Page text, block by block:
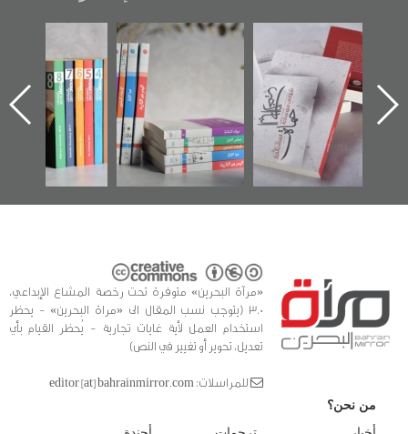
"حماة الباب الأخير":
الإصدار الأول عن
اعتصام الدراز
وأحداث ساحة
الفداء لمركز أوال
للدراسات والتوثيق
تصنيف موضوعي
للوثائق البريطانية
يقدمه «مركز أوال»
في سلسلة من 5
كتب
تصدر حصاد
الساحات 2019
«مرآة البحرين» متوفرة تحت رخصة المشاع الإبداعي،
3.0 (يتوجب نسب المقال الى «مراة البحرين» - يحظر
استخدام العمل لأية غايات تجارية - يُحظر القيام بأي
تعديل، تحوير أو تغيير في النص)
للمراسلات: editor [at] bahrainmirror.com
من نحن؟